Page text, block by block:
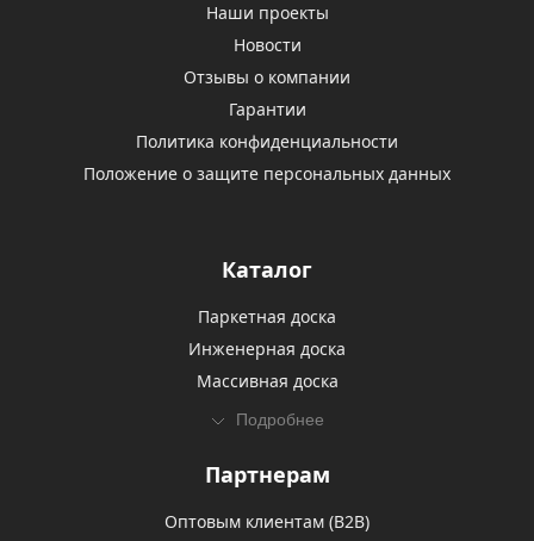
Наши проекты
Новости
Отзывы о компании
Гарантии
Политика конфиденциальности
Положение о защите персональных данных
Каталог
Паркетная доска
Инженерная доска
Массивная доска
Подробнее
Партнерам
Оптовым клиентам (В2В)